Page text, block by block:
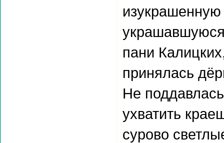
пани
принялась
Не
ухватить
сурово